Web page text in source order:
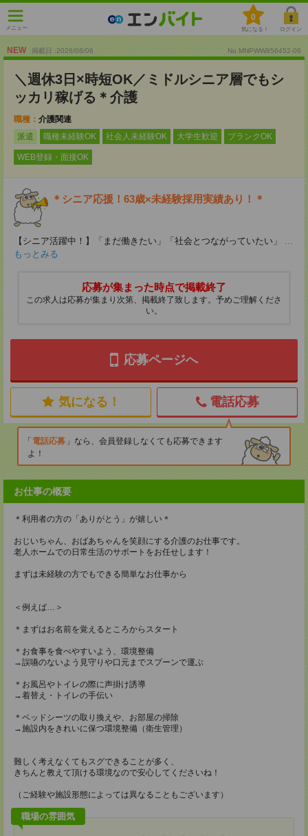
メニュー
0
気になる！ ログイン
NEW 掲載日 :2026/08/06 No.MNPWW856452-06
＼週休3日×時短OK／ミドルシニア層でもシ
ッカリ稼げる＊介護
職種： 介護関連
派遣
職種未経験OK 社会人未経験OK 大学生歓迎 ブランクOK
WEB登録・面接OK
＊シニア応援！63歳×未経験採用実績あり！＊
【シニア活躍中！】「まだ働きたい」「社会とつながっていたい」
...
もっとみる
応募が集まった時点で掲載終了
この求人は応募が集まり次第、掲載終了致します。予めご理解くださ
い。
応募ページへ
気になる！ 電話応募
電話応募
なら、会員登録しなくても応募できます
よ！
お仕事の概要
＊利用者の方の「ありがとう」が嬉しい＊
おじいちゃん、おばあちゃんを笑顔にする介護のお仕事です。
老人ホームでの日常生活のサポートをお任せします！
まずは未経験の方でもできる簡単なお仕事から
＜例えば…＞
＊まずはお名前を覚えるところからスタート
＊お食事を食べやすいよう、環境整備
→誤嚥のないよう見守りや口元までスプーンで運ぶ
＊お風呂やトイレの際に声掛け誘導
→着替え・トイレの手伝い
＊ベッドシーツの取り換えや、お部屋の掃除
→施設内をきれいに保つ環境整備（衛生管理）
難しく考えなくてもスグできることが多く、
きちんと教えて頂ける環境なので安心してくださいね！
（ご経験や施設形態によっては異なることもございます）
職場の雰囲気